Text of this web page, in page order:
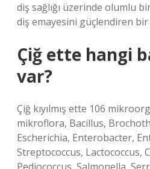
diş sağlığı üzerinde olumlu
diş emayesini güçlendiren
Çiğ ette hangi
var?
Çiğ kıyılmış ette 106
mikroflora, Bacillus,
Escherichia, Enterobacter,
Streptococcus, Lactococcus,